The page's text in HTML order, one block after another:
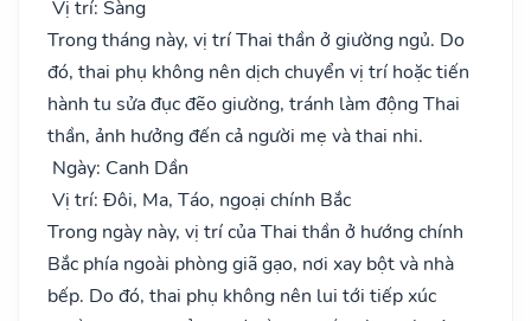
Vị trí: Sàng
Trong tháng này, vị trí Thai thần ở giường ngủ. Do
đó, thai phụ không nên dịch chuyển vị trí hoặc tiến
hành tu sửa đục đẽo giường, tránh làm động Thai
thần, ảnh hưởng đến cả người mẹ và thai nhi.
Ngày: Canh Dần
Vị trí: Đôi, Ma, Táo, ngoại chính Bắc
Trong ngày này, vị trí của Thai thần ở hướng chính
Bắc phía ngoài phòng giã gạo, nơi xay bột và nhà
bếp. Do đó, thai phụ không nên lui tới tiếp xúc